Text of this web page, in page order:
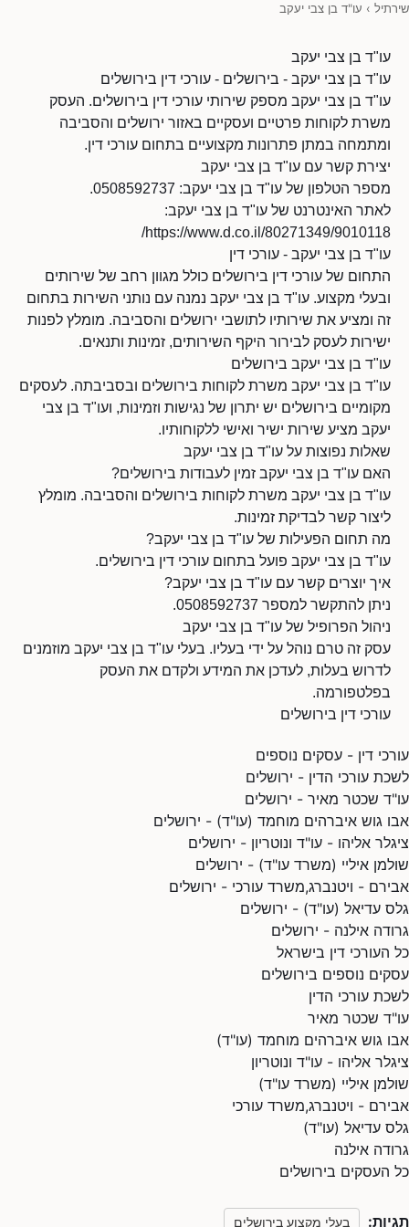
שירתיל › עו"ד בן צבי יעקב
עו"ד בן צבי יעקב
עו"ד בן צבי יעקב - בירושלים - עורכי דין בירושלים
עו"ד בן צבי יעקב מספק שירותי עורכי דין בירושלים. העסק
משרת לקוחות פרטיים ועסקיים באזור ירושלים והסביבה
ומתמחה במתן פתרונות מקצועיים בתחום עורכי דין.
יצירת קשר עם עו"ד בן צבי יעקב
מספר הטלפון של עו"ד בן צבי יעקב: 0508592737.
לאתר האינטרנט של עו"ד בן צבי יעקב:
https://www.d.co.il/80271349/9010118/
עו"ד בן צבי יעקב - עורכי דין
התחום של עורכי דין בירושלים כולל מגוון רחב של שירותים
ובעלי מקצוע. עו"ד בן צבי יעקב נמנה עם נותני השירות בתחום
זה ומציע את שירותיו לתושבי ירושלים והסביבה. מומלץ לפנות
ישירות לעסק לבירור היקף השירותים, זמינות ותנאים.
עו"ד בן צבי יעקב בירושלים
עו"ד בן צבי יעקב משרת לקוחות בירושלים ובסביבתה. לעסקים
מקומיים בירושלים יש יתרון של נגישות וזמינות, ועו"ד בן צבי
יעקב מציע שירות ישיר ואישי ללקוחותיו.
שאלות נפוצות על עו"ד בן צבי יעקב
האם עו"ד בן צבי יעקב זמין לעבודות בירושלים?
עו"ד בן צבי יעקב משרת לקוחות בירושלים והסביבה. מומלץ
ליצור קשר לבדיקת זמינות.
מה תחום הפעילות של עו"ד בן צבי יעקב?
עו"ד בן צבי יעקב פועל בתחום עורכי דין בירושלים.
איך יוצרים קשר עם עו"ד בן צבי יעקב?
ניתן להתקשר למספר 0508592737.
ניהול הפרופיל של עו"ד בן צבי יעקב
עסק זה טרם נוהל על ידי בעליו. בעלי עו"ד בן צבי יעקב מוזמנים
לדרוש בעלות, לעדכן את המידע ולקדם את העסק
בפלטפורמה.
עורכי דין בירושלים
עורכי דין - עסקים נוספים
לשכת עורכי הדין - ירושלים
עו"ד שכטר מאיר - ירושלים
אבו גוש איברהים מוחמד (עו"ד) - ירושלים
ציגלר אליהו - עו"ד ונוטריון - ירושלים
שולמן איליי (משרד עו"ד) - ירושלים
אבירם - ויטנברג,משרד עורכי - ירושלים
גלס עדיאל (עו"ד) - ירושלים
גרודה אילנה - ירושלים
כל העורכי דין בישראל
עסקים נוספים בירושלים
לשכת עורכי הדין
עו"ד שכטר מאיר
אבו גוש איברהים מוחמד (עו"ד)
ציגלר אליהו - עו"ד ונוטריון
שולמן איליי (משרד עו"ד)
אבירם - ויטנברג,משרד עורכי
גלס עדיאל (עו"ד)
גרודה אילנה
כל העסקים בירושלים
תגיות: בעלי מקצוע בירושלים